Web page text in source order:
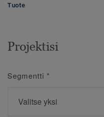
Tuote
Projektisi
Segmentti *